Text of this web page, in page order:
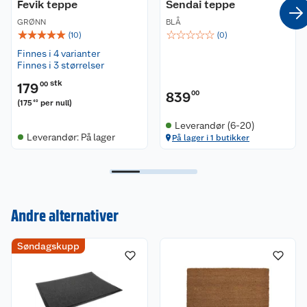
Fevik teppe
GRØNN
☆☆☆☆☆ (10)
Finnes i 4 varianter
Finnes i 3 størrelser
17900 stk
(17549 per null)
Leverandør: På lager
Sendai teppe
BLÅ
☆☆☆☆☆ (0)
83900
Leverandør (6-20)
På lager i 1 butikker
Andre alternativer
Søndagskupp
Om oss
Våre butikker
Kontakt oss
Angre- og returrett
Reklamasjon og garanti